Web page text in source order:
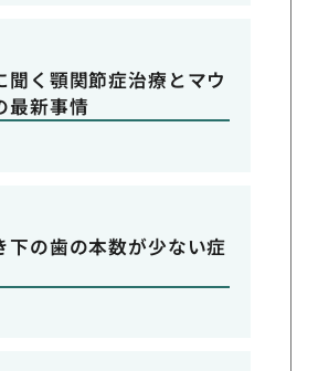
聞く顎関節症治療とマウ
最新事情
下の歯の本数が少ない症